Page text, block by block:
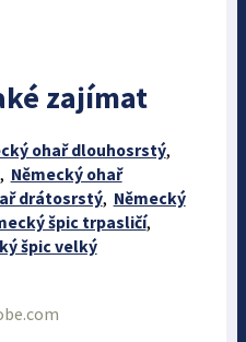
zajímat
ohař dlouhosrstý,
, Německý ohař
drátosrstý, Německý
špic trpasličí,
špic velký